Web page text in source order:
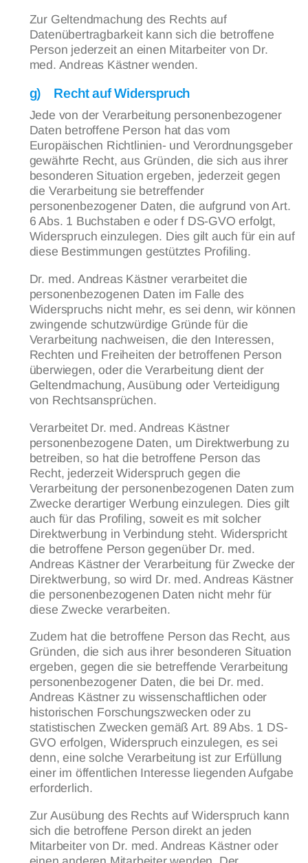
Zur Geltendmachung des Rechts auf
Datenübertragbarkeit kann sich die betroffene
Person jederzeit an einen Mitarbeiter von Dr.
med. Andreas Kästner wenden.
g) Recht auf Widerspruch
Jede von der Verarbeitung personenbezogener
Daten betroffene Person hat das vom
Europäischen Richtlinien- und Verordnungsgeber
gewährte Recht, aus Gründen, die sich aus ihrer
besonderen Situation ergeben, jederzeit gegen
die Verarbeitung sie betreffender
personenbezogener Daten, die aufgrund von Art.
6 Abs. 1 Buchstaben e oder f DS-GVO erfolgt,
Widerspruch einzulegen. Dies gilt auch für ein auf
diese Bestimmungen gestütztes Profiling.
Dr. med. Andreas Kästner verarbeitet die
personenbezogenen Daten im Falle des
Widerspruchs nicht mehr, es sei denn, wir können
zwingende schutzwürdige Gründe für die
Verarbeitung nachweisen, die den Interessen,
Rechten und Freiheiten der betroffenen Person
überwiegen, oder die Verarbeitung dient der
Geltendmachung, Ausübung oder Verteidigung
von Rechtsansprüchen.
Verarbeitet Dr. med. Andreas Kästner
personenbezogene Daten, um Direktwerbung zu
betreiben, so hat die betroffene Person das
Recht, jederzeit Widerspruch gegen die
Verarbeitung der personenbezogenen Daten zum
Zwecke derartiger Werbung einzulegen. Dies gilt
auch für das Profiling, soweit es mit solcher
Direktwerbung in Verbindung steht. Widerspricht
die betroffene Person gegenüber Dr. med.
Andreas Kästner der Verarbeitung für Zwecke der
Direktwerbung, so wird Dr. med. Andreas Kästner
die personenbezogenen Daten nicht mehr für
diese Zwecke verarbeiten.
Zudem hat die betroffene Person das Recht, aus
Gründen, die sich aus ihrer besonderen Situation
ergeben, gegen die sie betreffende Verarbeitung
personenbezogener Daten, die bei Dr. med.
Andreas Kästner zu wissenschaftlichen oder
historischen Forschungszwecken oder zu
statistischen Zwecken gemäß Art. 89 Abs. 1 DS-
GVO erfolgen, Widerspruch einzulegen, es sei
denn, eine solche Verarbeitung ist zur Erfüllung
einer im öffentlichen Interesse liegenden Aufgabe
erforderlich.
Zur Ausübung des Rechts auf Widerspruch kann
sich die betroffene Person direkt an jeden
Mitarbeiter von Dr. med. Andreas Kästner oder